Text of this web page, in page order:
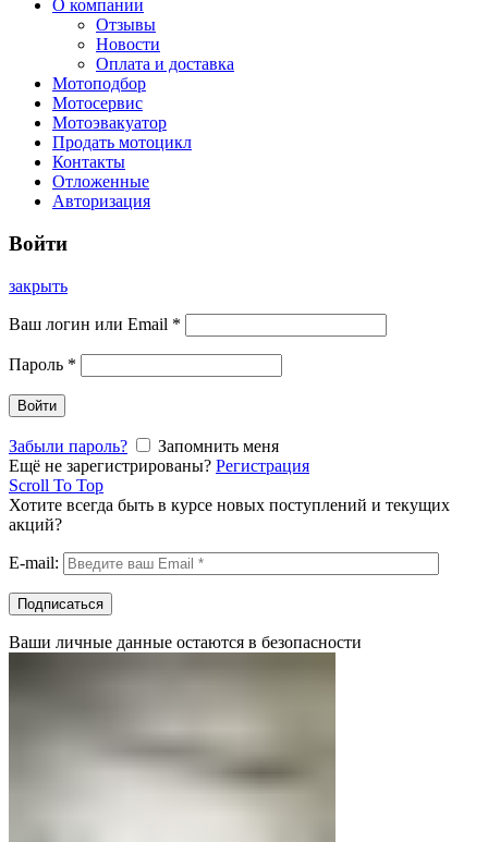
О компании
Отзывы
Новости
Оплата и доставка
Мотоподбор
Мотосервис
Мотоэвакуатор
Продать мотоцикл
Контакты
Отложенные
Авторизация
Войти
закрыть
Ваш логин или Email *
Пароль *
Войти
Забыли пароль?
Запомнить меня
Ещё не зарегистрированы? Регистрация
Scroll To Top
Хотите всегда быть в курсе новых поступлений и текущих
акций?
E-mail:
Ваши личные данные остаются в безопасности